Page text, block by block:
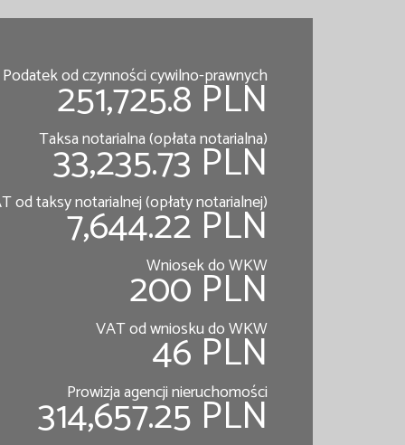
Podatek od czynności cywilno-prawnych
251,725.8 PLN
Taksa notarialna (opłata notarialna)
33,235.73 PLN
od taksy notarialnej (opłaty notarialnej)
7,644.22 PLN
Wniosek do WKW
200 PLN
VAT od wniosku do WKW
46 PLN
Prowizja agencji nieruchomości
314,657.25 PLN